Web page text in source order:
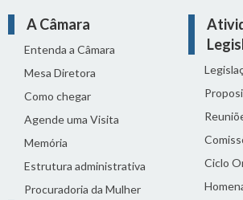
A Câmara
Entenda a Câmara
Mesa Diretora
Como chegar
Agende uma Visita
Memória
Estrutura administrativa
Procuradoria da Mulher
Ciclo